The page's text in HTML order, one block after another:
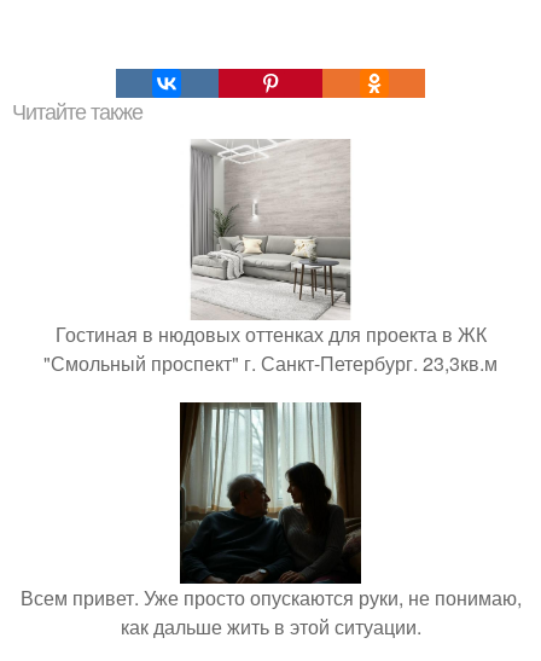
Читайте также
Гостиная в нюдовых оттенках для проекта в ЖК
"Смольный проспект" г. Санкт-Петербург. 23,3кв.м
Всем привет. Уже просто опускаются руки, не понимаю,
как дальше жить в этой ситуации.